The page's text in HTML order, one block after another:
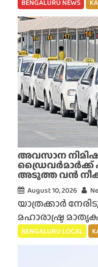
BENGALURU NEWS
അവസാന
ഡ്രൈവർമാർക്ക്
അടുത്ത വൻ
August 10, 2026
യാത്രക്കാർ
മഹാരാഷ്ട്ര
BENGALURU LOCAL